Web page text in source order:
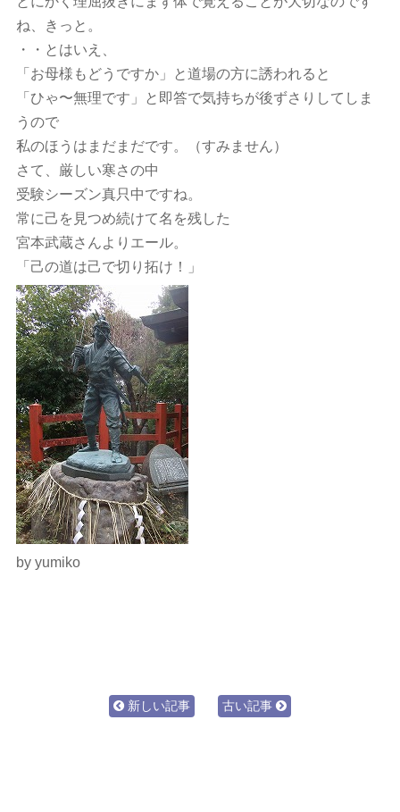
ね、きっと。
・・とはいえ、
「お母様もどうですか」と道場の方に誘われると
「ひゃ〜無理です」と即答で気持ちが後ずさりしてしま
うので
私のほうはまだまだです。（すみません）
さて、厳しい寒さの中
受験シーズン真只中ですね。
常に己を見つめ続けて名を残した
宮本武蔵さんよりエール。
「己の道は己で切り拓け！」
by yumiko
新しい記事 古い記事